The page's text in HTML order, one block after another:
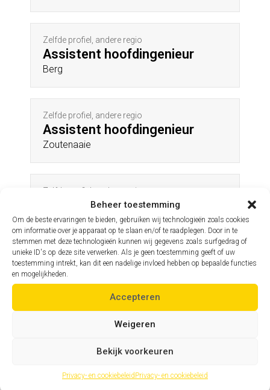
Beheer toestemming
Om de beste ervaringen te bieden, gebruiken wij technologieën zoals cookies
om informatie over je apparaat op te slaan en/of te raadplegen. Door in te
stemmen met deze technologieën kunnen wij gegevens zoals surfgedrag of
unieke ID's op deze site verwerken. Als je geen toestemming geeft of uw
toestemming intrekt, kan dit een nadelige invloed hebben op bepaalde functies
en mogelijkheden.
Accepteren
Weigeren
Bekijk voorkeuren
Privacy- en cookiebeleidPrivacy- en cookiebeleid
Zelfde profiel, andere regio
Assistent hoofdingenieur
Berg
Zelfde profiel, andere regio
Assistent hoofdingenieur
Zoutenaaie
Zelfde profiel, andere regio
Assistent hoofdingenieur
Tongeren
Zelfde profiel, andere regio
Assistent hoofdingenieur
Sint-Lambrechts-Herk
Andere profielen in deze regio